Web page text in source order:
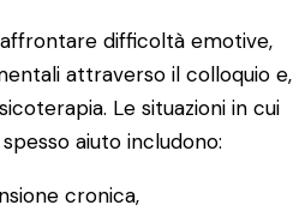
difficoltà emotive,
attraverso il colloquio e,
Le situazioni in cui
aiuto includono:
cronica,